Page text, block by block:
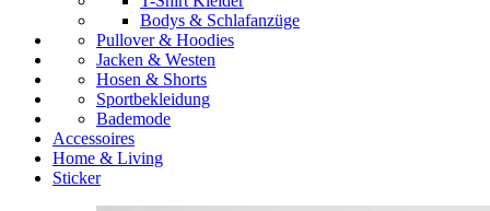
Bodys & Schlafanzüge
Pullover & Hoodies
Jacken & Westen
Hosen & Shorts
Sportbekleidung
Bademode
Accessoires
Home & Living
Sticker